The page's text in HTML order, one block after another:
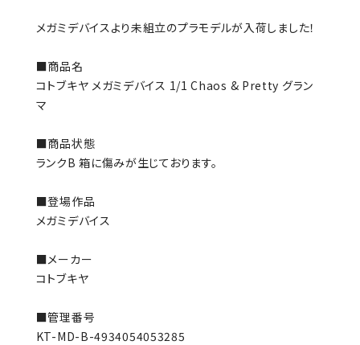
メガミデバイスより未組立のプラモデルが入荷しました！
■商品名
コトブキヤ メガミデバイス 1/1 Chaos & Pretty グラン
マ
■商品状態
ランクB 箱に傷みが生じております。
■登場作品
メガミデバイス
■メーカー
コトブキヤ
■管理番号
KT-MD-B-4934054053285